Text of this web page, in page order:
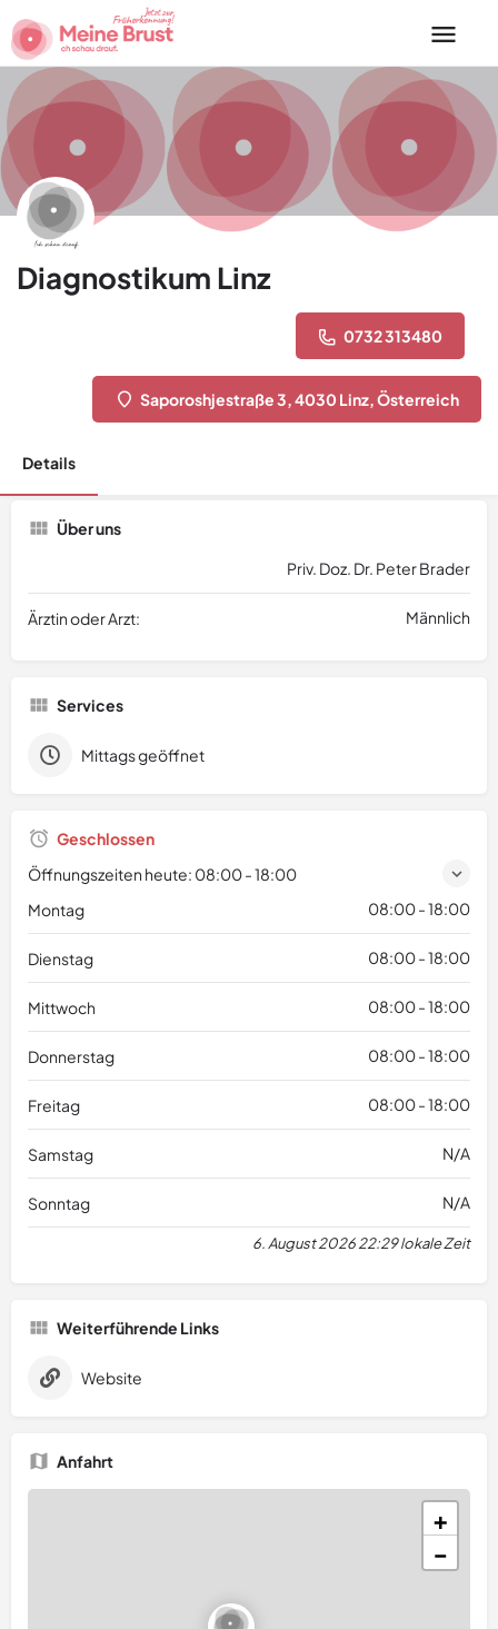
Diagnostikum Linz
0732 313480
Saporoshjestraße 3, 4030 Linz, Österreich
Details
Über uns
Priv. Doz. Dr. Peter Brader
Ärztin oder Arzt: Männlich
Services
Mittags geöffnet
Geschlossen
Öffnungszeiten heute: 08:00 - 18:00
Montag
08:00 - 18:00
Dienstag 08:00 - 18:00
Mittwoch 08:00 - 18:00
Donnerstag 08:00 - 18:00
Freitag 08:00 - 18:00
Samstag N/A
Sonntag N/A
6. August 2026 22:29 lokale Zeit
Weiterführende Links
Website
Anfahrt
+
−